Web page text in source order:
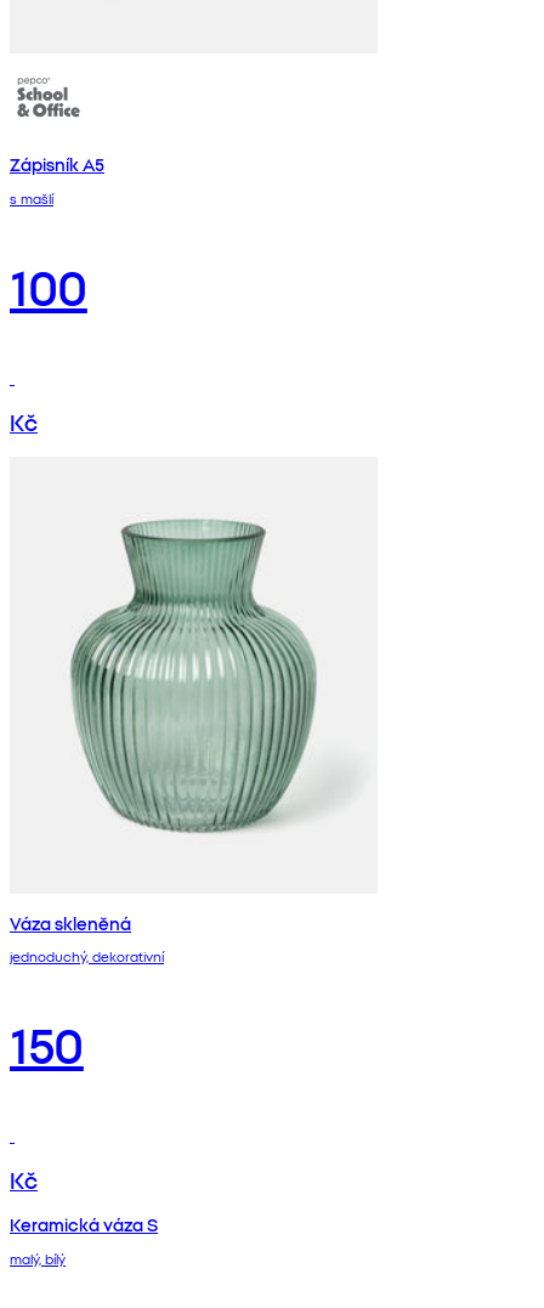
Zápisník A5
s mašlí
100
Kč
Váza skleněná
jednoduchý, dekorativní
150
Kč
Keramická váza S
malý, bílý